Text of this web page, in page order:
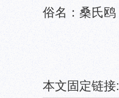
俗名：桑氏鸥
本文固定链接: